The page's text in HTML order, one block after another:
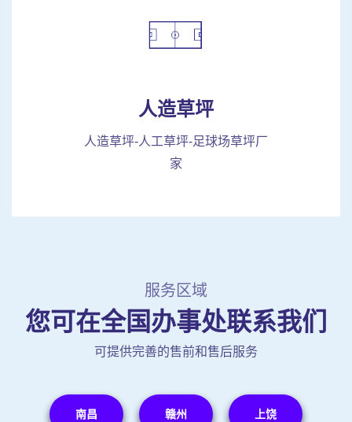
人造草坪
人造草坪-人工草坪-足球场草坪厂
家
服务区域
您可在全国办事处联系我们
可提供完善的售前和售后服务
南昌 赣州 上饶